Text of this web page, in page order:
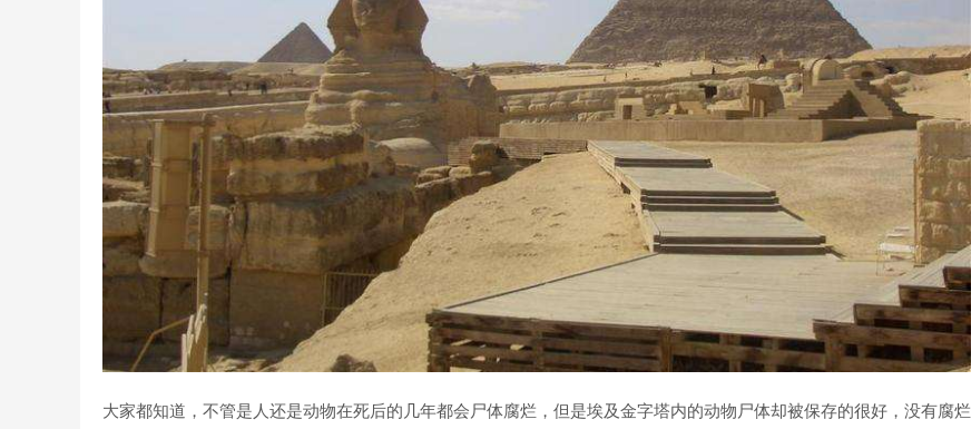
大家都知道，不管是人还是动物在死后的几年都会尸体腐烂，但是埃及金字塔内的动物尸体却被保存的很好，没有腐烂